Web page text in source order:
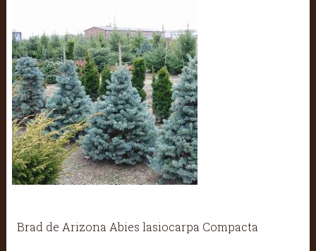
Brad de Arizona Abies lasiocarpa Compacta